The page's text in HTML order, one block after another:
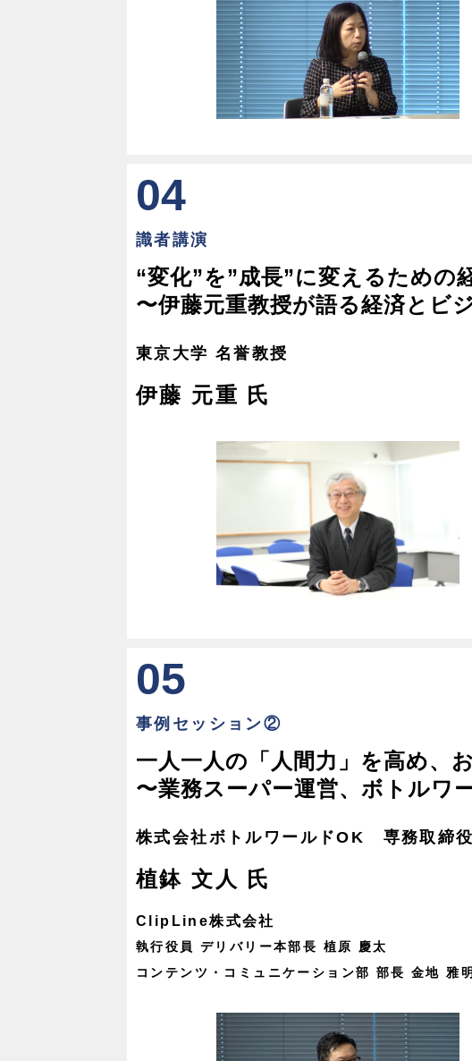
04
識者講演
“変化”を”成長”に変えるための
〜伊藤元重教授が語る経済とビ
東京大学 名誉教授
伊藤 元重 氏
05
事例セッション②
一人一人の「人間力」を高め、
〜業務スーパー運営、ボトルワ
株式会社ボトルワールドOK 専務取締役
植鉢 文人 氏
ClipLine株式会社
執行役員 デリバリー本部長 植原 慶太
コンテンツ・コミュニケーション部 部長 金地 雅明